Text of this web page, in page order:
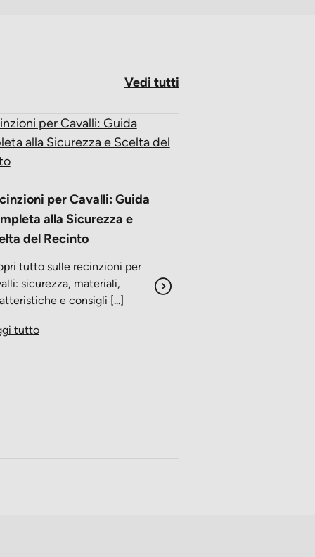
Vedi tutti
per Cavalli: Guida
alla Sicurezza e
del Recinto
tutto sulle recinzioni per
sicurezza, materiali,
e consigli [...]
tutto